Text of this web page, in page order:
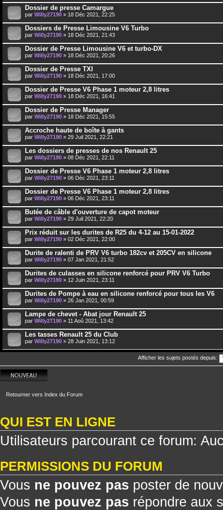
Dossier de presse Camargue
par Willy27190 » 18 Déc 2021, 22:25
Dossiers de Presse Limousine V6 Turbo
par Willy27190 » 18 Déc 2021, 21:43
Dossier de Presse Limousine V6 et turbo-DX
par Willy27190 » 18 Déc 2021, 20:26
Dossier de Presse TXI
par Willy27190 » 18 Déc 2021, 17:00
Dossier de Presse V6 Phase 1 moteur 2,8 litres
par Willy27190 » 18 Déc 2021, 16:41
Dossier de Presse Manager
par Willy27190 » 18 Déc 2021, 15:55
Accroche haute de boîte à gants
par Willy27190 » 29 Juil 2021, 22:21
Les dossiers de presses de nos Renault 25
par Willy27190 » 08 Déc 2021, 22:11
Dossier de Presse V6 Phase 1 moteur 2,8 litres
par Willy27190 » 06 Déc 2021, 23:11
Dossier de Presse V6 Phase 1 moteur 2,8 litres
par Willy27190 » 06 Déc 2021, 23:11
Butée de câble d'ouverture de capot moteur
par Willy27190 » 29 Juil 2021, 22:20
Prix réduit sur les durites de R25 du 4-12 au 15-01-2022
par Willy27190 » 02 Déc 2021, 22:00
Durite de ralenti de PRV V6 turbo 182cv et 205CV en silicone
par Willy27190 » 07 Jan 2021, 21:52
Durites de culasses en silicone renforcé pour PRV V6 Turbo
par Willy27190 » 12 Juin 2021, 23:11
Durites de Pompe à eau en silicone renforcé pour tous les V6
par Willy27190 » 26 Jan 2021, 00:59
Lampe de chevet - Abat jour Renault 25
par Willy27190 » 11 Aoû 2021, 13:42
Les tasses Renault 25 du Club
par Willy27190 » 28 Juin 2021, 13:12
Afficher les sujets postés depuis:
Écrire un nouveau
sujet
Retourner vers Index du Forum
QUI EST EN LIGNE
Utilisateurs parcourant ce forum:
PERMISSIONS DU FORUM
Vous ne pouvez pas poster de
Vous ne pouvez pas répondre aux